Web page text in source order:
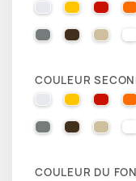
010 WHITE
025 031
071 GREY
080 082
COULEUR
010 WHITE
025 031
071 GREY
080 082
COULEUR DU